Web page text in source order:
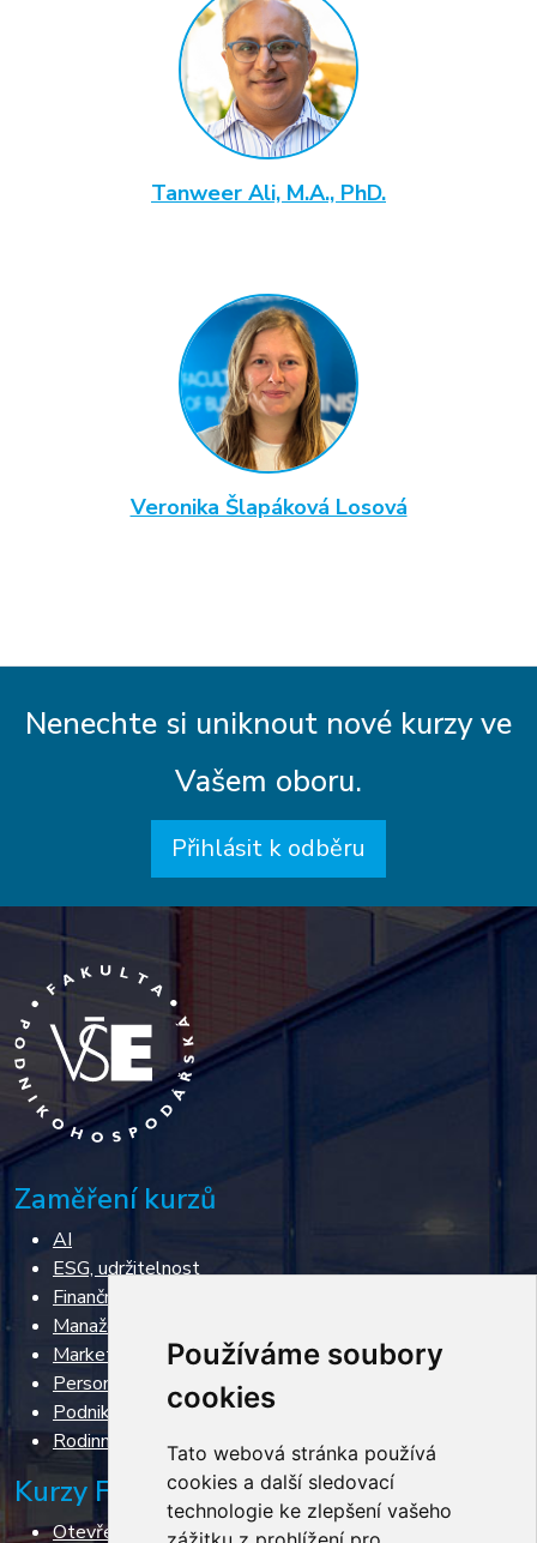
Používáme soubory
cookies
Tato webová stránka používá
cookies a další sledovací
technologie ke zlepšení vašeho
Tanweer Ali, M.A., PhD.
Veronika Šlapáková Losová
Nenechte si uniknout nové kurzy ve
Vašem oboru.
Přihlásit k odběru
Zaměření kurzů
AI
ESG, udržitelnost
Finanční řízení, restrukturalizace, insolvence
Manažerské dovednosti
Marketing & Sales
Personální řízení
Podnikání
Rodinné podnikání
Kurzy FPH VŠE
Otevřené kurzy